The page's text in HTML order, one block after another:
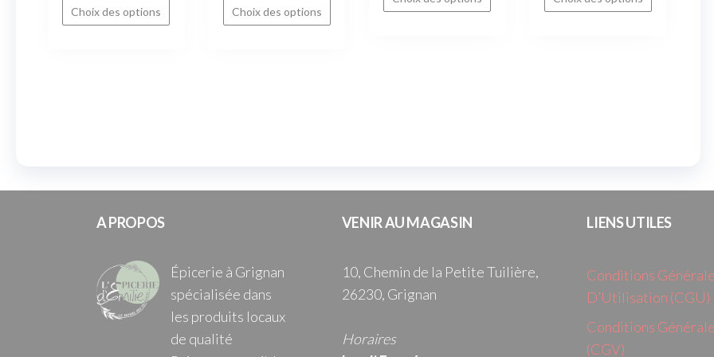
Choix des options Choix des options
A PROPOS VENIR AU MAGASIN LIENS UTILES
Épicerie à Grignan
spécialisée dans
les produits locaux
de qualité
10, Chemin de la Petite Tuilière,
26230, Grignan
Horaires
Conditions
D’Utilisation (CGU)
Conditions
(CGV)